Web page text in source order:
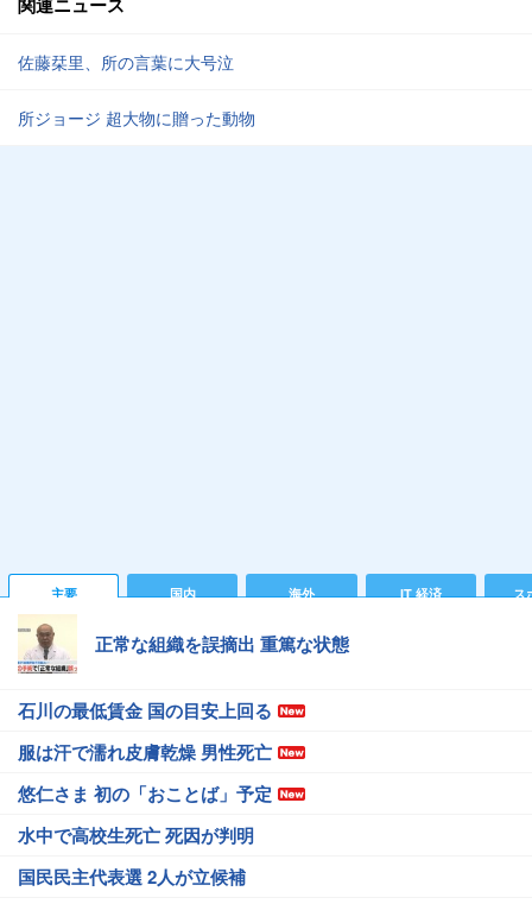
佐藤栞里、所の言葉に大号泣
所ジョージ 超大物に贈った動物
主要 国内 海外 IT 経済 ス
正常な組織を誤摘出 重篤な状態
石川の最低賃金 国の目安上回る
服は汗で濡れ皮膚乾燥 男性死亡
悠仁さま 初の「おことば」予定
水中で高校生死亡 死因が判明
国民民主代表選 2人が立候補